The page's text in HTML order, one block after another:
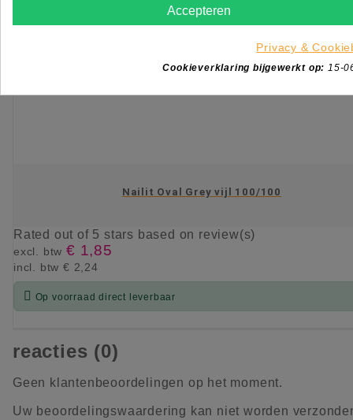
Nailit Oval Grey vijl 100/100
Rated out of 5 stars based on review(s)
excl. btw € 1,85
incl. btw € 2,24
 Op voorraad direct leverbaar
reacties (0)
Geen klantenbeoordelingen op het moment.
Uw beoordelingswaardering kan niet worden
Accepteren
Privacy &
Cookieverklaring bijgewerkt op: 15-